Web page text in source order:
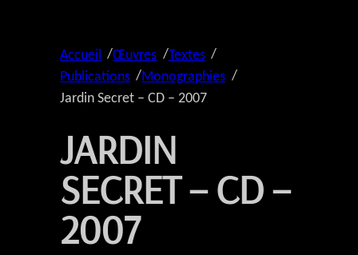
Accueil /Œuvres /Textes /
Publications /Monographies /
Jardin Secret – CD – 2007
JARDIN
SECRET – CD –
2007